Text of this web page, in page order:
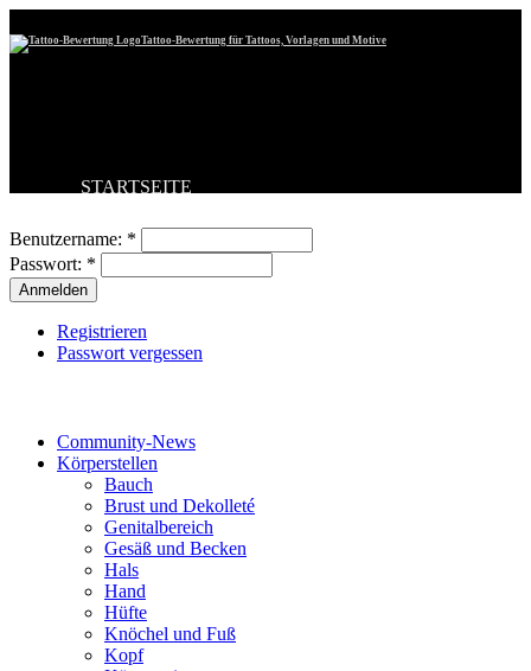
Tattoo-Bewertung für Tattoos, Vorlagen und Motive
STARTSEITE
BESTE TATTOOS
NEUESTE TATTOOS
KOMMENTARE
FORUM
Benutzername: *
Passwort: *
Registrieren
Passwort vergessen
Community-News
Körperstellen
Bauch
Brust und Dekolleté
Genitalbereich
Gesäß und Becken
Hals
Hand
Hüfte
Knöchel und Fuß
Kopf